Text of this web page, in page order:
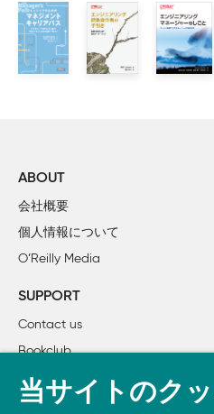
    1.5　組織図へ!
2章　組織図におけるあなたの
2.2　私の組織図の形：構造
        2.2.1　管理範囲
2.2.3　シニアエンジニ
2.2.4　作戦レベル：エ
2.3.1　管理範囲と運用モ
2.3.2　自分自身を冗長
2.3.3　組織の硬直性と自
2.4　コミュニケーション
ABOUT
会社概要
個人情報について
O’Reilly Media
SUPPORT
Contact us
Bookclub
書籍注文
当サイトのク